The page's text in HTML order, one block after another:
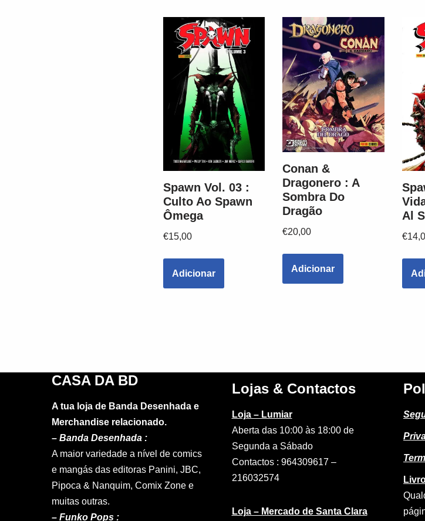
Spawn Vol. 03 :
Culto Ao Spawn
Ômega
€15,00
Adicionar
Conan &
Dragonero : A
Sombra Do
Dragão
€20,00
Adicionar
Al
€
CASA DA BD
A tua loja de Banda Desenhada e
Merchandise relacionado.
– Banda Desenhada :
A maior variedade a nível de comics
e mangás das editoras Panini, JBC,
Pipoca & Nanquim, Comix Zone e
muitas outras.
– Funko Pops :
Lojas & Contactos
Loja – Lumiar
Aberta das 10:00 às 18:00 de
Segunda a Sábado
Contactos : 964309617 –
216032574
Loja – Mercado de Santa Clara